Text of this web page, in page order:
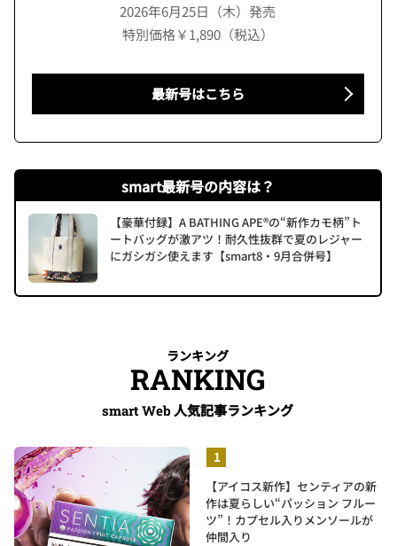
2026年6月25日（木）発売
特別価格￥1,890（税込）
最新号はこちら
smart最新号の内容は？
【豪華付録】A BATHING APE®の“新作カモ柄”ト
ートバッグが激アツ！耐久性抜群で夏のレジャー
にガシガシ使えます【smart8・9月合併号】
ランキング
RANKING
smart Web 人気記事ランキング
【アイコス新作】センティアの新
作は夏らしい“パッション フルー
ツ”！カプセル入りメンソールが
仲間入り